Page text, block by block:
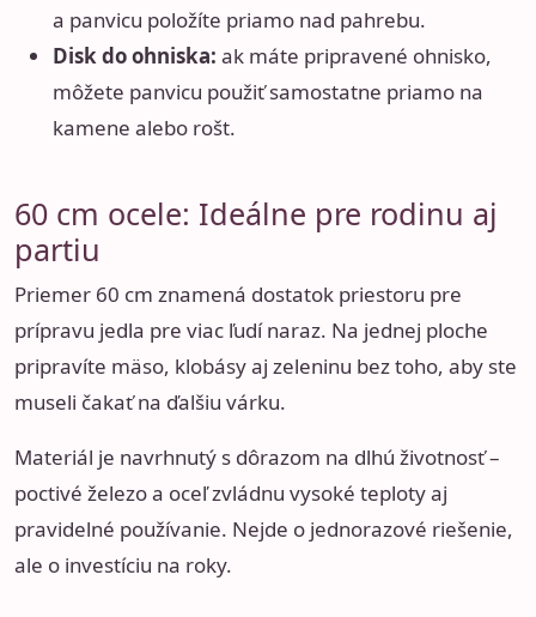
a panvicu položíte priamo nad pahrebu.
Disk do ohniska: ak máte pripravené ohnisko,
môžete panvicu použiť samostatne priamo na
kamene alebo rošt.
60 cm ocele: Ideálne pre rodinu aj
partiu
Priemer 60 cm znamená dostatok priestoru pre
prípravu jedla pre viac ľudí naraz. Na jednej ploche
pripravíte mäso, klobásy aj zeleninu bez toho, aby ste
museli čakať na ďalšiu várku.
Materiál je navrhnutý s dôrazom na dlhú životnosť –
poctivé železo a oceľ zvládnu vysoké teploty aj
pravidelné používanie. Nejde o jednorazové riešenie,
ale o investíciu na roky.